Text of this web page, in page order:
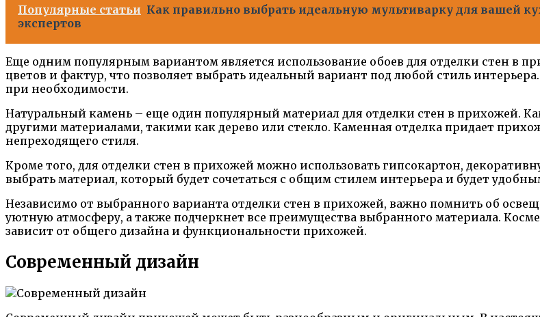
Популярные статьи Как правильно выбрать идеальную мультиварку для вашей
экспертов
Еще одним популярным вариантом является использование обоев для отделки стен в
цветов и фактур, что позволяет выбрать идеальный вариант под любой стиль
при необходимости.
Натуральный камень – еще один популярный материал для отделки стен в прихожей.
другими материалами, такими как дерево или стекло. Каменная отделка придает
непреходящего стиля.
Кроме того, для отделки стен в прихожей можно использовать гипсокартон,
выбрать материал, который будет сочетаться с общим стилем интерьера и будет
Независимо от выбранного варианта отделки стен в прихожей, важно помнить об
уютную атмосферу, а также подчеркнет все преимущества выбранного материала.
зависит от общего дизайна и функциональности прихожей.
Современный дизайн